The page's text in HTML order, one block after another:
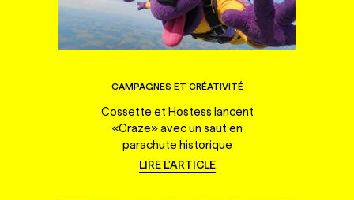
CAMPAGNES ET CRÉATIVITÉ
Cossette et Hostess lancent
«Craze» avec un saut en
parachute historique
LIRE L'ARTICLE